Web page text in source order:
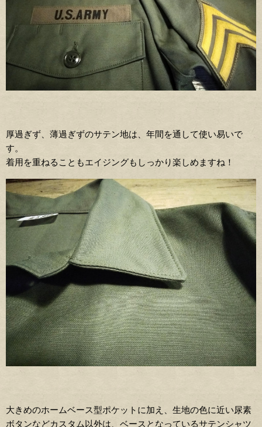
厚過ぎず、薄過ぎずのサテン地は、年間を通して使い易いで
す。
着用を重ねることもエイジングもしっかり楽しめますね！
大きめのホームベース型ポケットに加え、生地の色に近い尿素
ボタンなどカスタム以外は、ベースとなっているサテンシャツ